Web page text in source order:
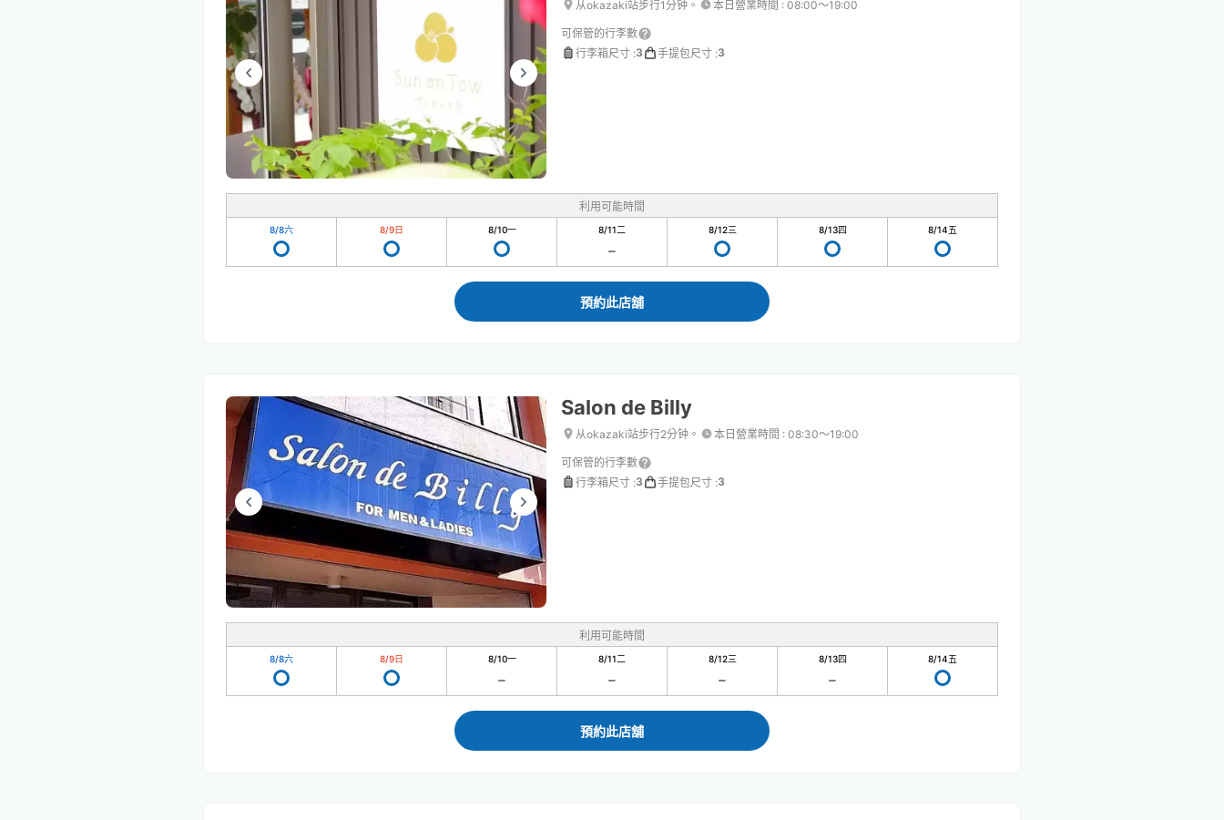
从okazaki站步行1分钟。 本日營業時間 : 08:00〜19:00
可保管的行李數
行李箱尺寸 :3 手提包尺寸 :3
利用可能時間
8/8六 8/9日 8/10一 8/11二 8/12三 8/13四 8/14五
預約此店舖
Salon de Billy
从okazaki站步行2分钟。 本日營業時間 : 08:30〜19:00
可保管的行李數
行李箱尺寸 :3 手提包尺寸 :3
利用可能時間
8/8六 8/9日 8/10一 8/11二 8/12三 8/13四 8/14五
預約此店舖